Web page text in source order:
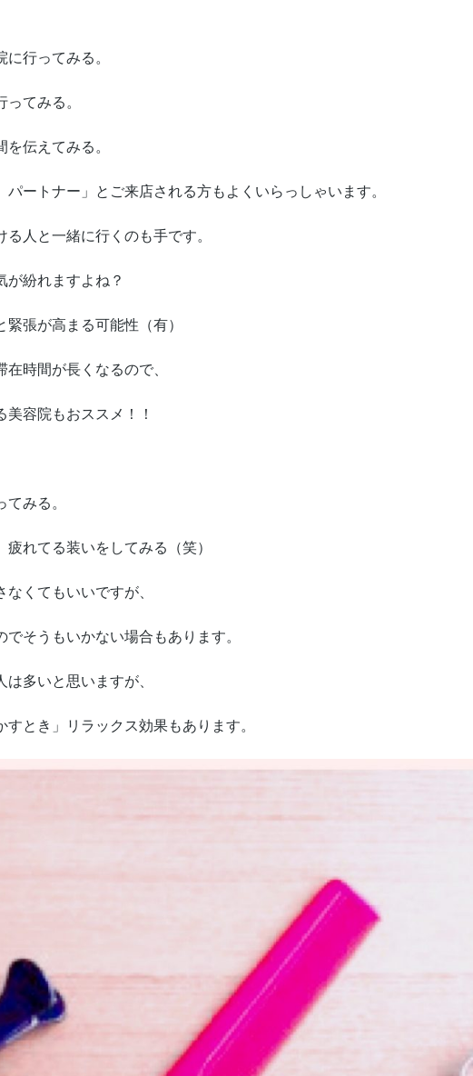
行ってみる。
てみる。
伝えてみる。
ートナー」とご来店される方もよくいらっしゃいます。
人と一緒に行くのも手です。
が紛れますよね？
張が高まる可能性（有）
時間が長くなるので、
容院もおススメ！！
みる。
れてる装いをしてみる（笑）
くてもいいですが、
そうもいかない場合もあります。
多いと思いますが、
すとき」リラックス効果もあります。